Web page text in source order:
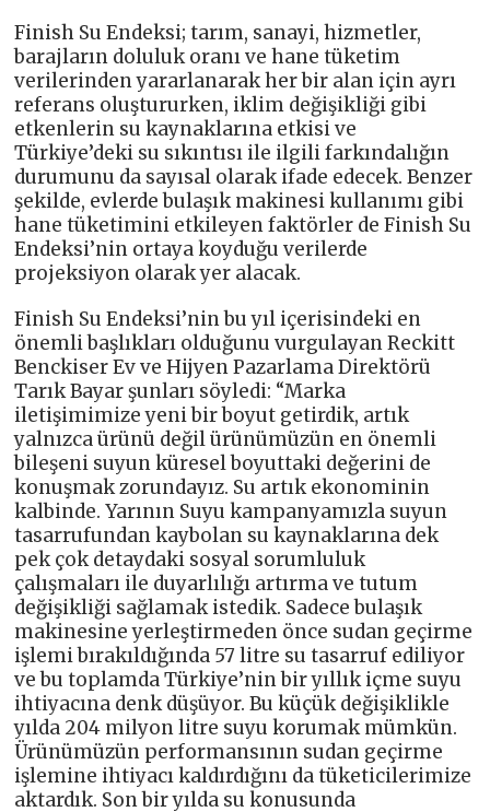
Finish Su Endeksi; tarım, sanayi, hizmetler,
barajların doluluk oranı ve hane tüketim
verilerinden yararlanarak her bir alan için ayrı
referans oluştururken, iklim değişikliği gibi
etkenlerin su kaynaklarına etkisi ve
Türkiye’deki su sıkıntısı ile ilgili farkındalığın
durumunu da sayısal olarak ifade edecek. Benzer
şekilde, evlerde bulaşık makinesi kullanımı gibi
hane tüketimini etkileyen faktörler de Finish Su
Endeksi’nin ortaya koyduğu verilerde
projeksiyon olarak yer alacak.
Finish Su Endeksi’nin bu yıl içerisindeki en
önemli başlıkları olduğunu vurgulayan Reckitt
Benckiser Ev ve Hijyen Pazarlama Direktörü
Tarık Bayar şunları söyledi: “Marka
iletişimimize yeni bir boyut getirdik, artık
yalnızca ürünü değil ürünümüzün en önemli
bileşeni suyun küresel boyuttaki değerini de
konuşmak zorundayız. Su artık ekonominin
kalbinde. Yarının Suyu kampanyamızla suyun
tasarrufundan kaybolan su kaynaklarına dek
pek çok detaydaki sosyal sorumluluk
çalışmaları ile duyarlılığı artırma ve tutum
değişikliği sağlamak istedik. Sadece bulaşık
makinesine yerleştirmeden önce sudan geçirme
işlemi bırakıldığında 57 litre su tasarruf ediliyor
ve bu toplamda Türkiye’nin bir yıllık içme suyu
ihtiyacına denk düşüyor. Bu küçük değişiklikle
yılda 204 milyon litre suyu korumak mümkün.
Ürünümüzün performansının sudan geçirme
işlemine ihtiyacı kaldırdığını da tüketicilerimize
aktardık. Son bir yılda su konusunda